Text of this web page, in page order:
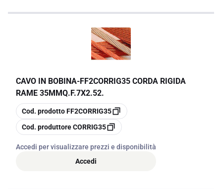
CAVO IN BOBINA-FF2CORRIG35 CORDA RIGIDA
RAME 35MMQ.F.7X2.52.
copia
Cod. prodottoFF2CORRIG35
copia
Cod. produttoreCORRIG35
Accedi per visualizzare prezzi e disponibilità
Accedi